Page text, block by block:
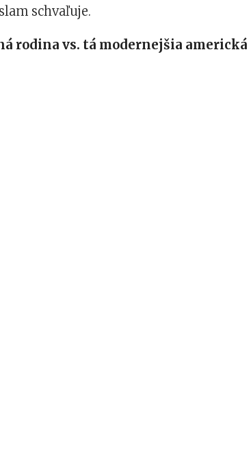
schvaľuje.
rodina vs. tá modernejšia americká